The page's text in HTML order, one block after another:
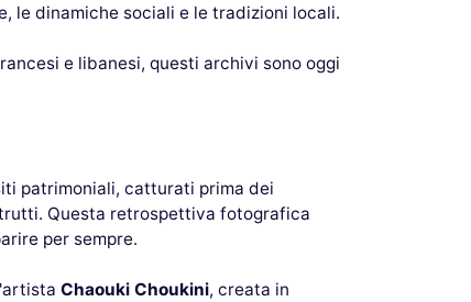
le dinamiche sociali e le tradizioni locali.
e libanesi, questi archivi sono oggi
patrimoniali, catturati prima dei
Questa retrospettiva fotografica
per sempre.
Chaouki Choukini, creata in